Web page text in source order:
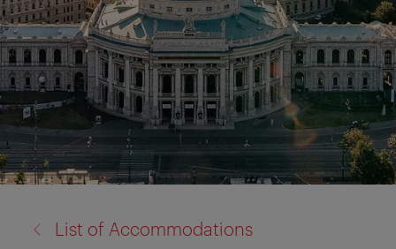
na:
List of Accommodations